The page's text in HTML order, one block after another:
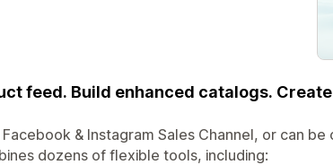
feed. Build enhanced catalogs.
& Instagram Sales Channel, or can
dozens of flexible tools, including: